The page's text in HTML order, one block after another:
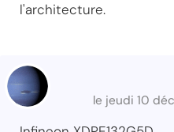
l'architecture.
le jeudi 10